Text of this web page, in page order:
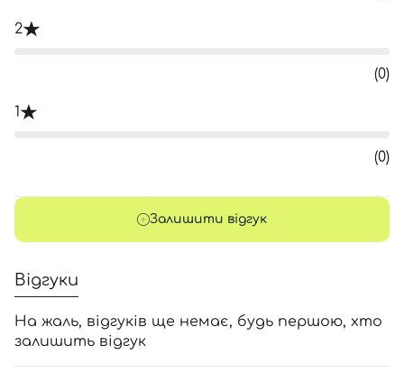
2
(0)
1
(0)
Залишити відгук
Відгуки
На жаль, відгуків ще немає, будь першою, хто
залишить відгук